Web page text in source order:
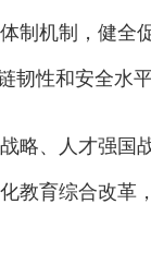
制机制，健全
性和安全水平
、人才强国
教育综合改革